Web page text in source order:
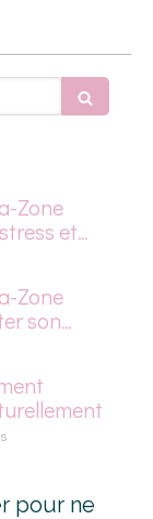
Zone
et
Zone
son
pour ne